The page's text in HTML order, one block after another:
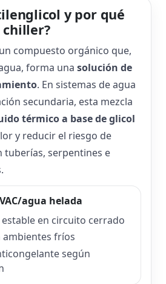
y por qué
chiller?
compuesto orgánico que,
forma una solución de
. En sistemas de agua
secundaria, esta mezcla
térmico a base de glicol
y reducir el riesgo de
tuberías, serpentines e
agua helada
en circuito cerrado
ambientes fríos
según